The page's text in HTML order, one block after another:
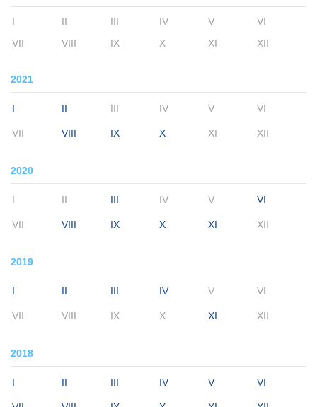
I II III IV V
VI
VII
VIII IX X XI XII
2021
I II III IV V VI
VII VIII IX X XI XII
2020
I II III IV V VI
VII VIII IX X XI XII
2019
I II III IV V VI
VII VIII IX X XI XII
2018
I II III IV V VI